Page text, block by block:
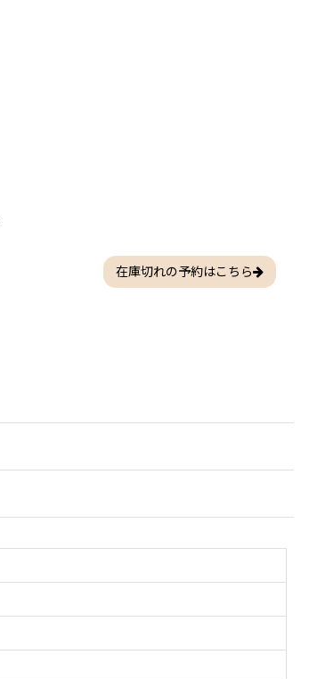
在庫切れの予約はこちら